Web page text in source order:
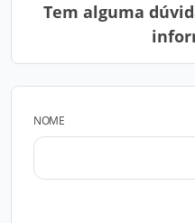
Tem alguma
NOME